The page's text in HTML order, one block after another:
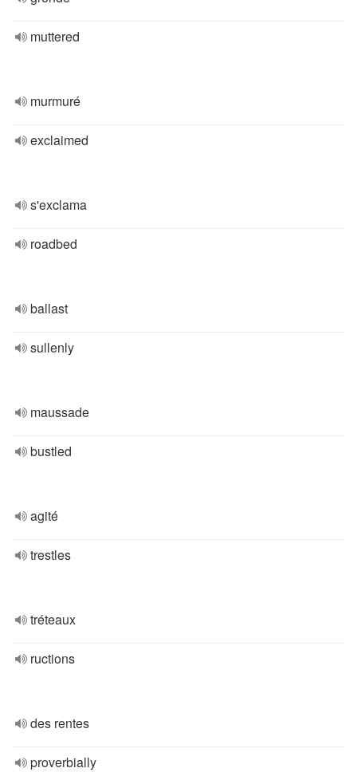
muttered
murmuré
exclaimed
s'exclama
roadbed
ballast
sullenly
maussade
bustled
agité
trestles
tréteaux
ructions
des rentes
proverbially